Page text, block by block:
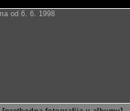
od 6. 6. 1998